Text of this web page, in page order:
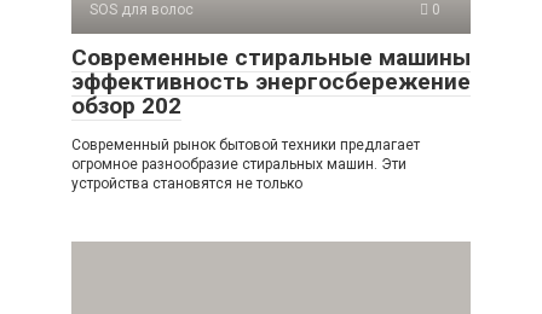
SOS для волос 0
Современные стиральные машины
эффективность энергосбережение
обзор 202
Современный рынок бытовой техники предлагает
огромное разнообразие стиральных машин. Эти
устройства становятся не только